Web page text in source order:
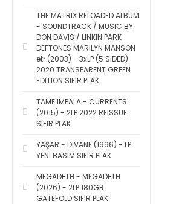
THE MATRIX RELOADED ALBUM
- SOUNDTRACK / MUSIC BY
DON DAVIS / LINKIN PARK
DEFTONES MARILYN MANSON
etr (2003) - 3xLP (5 SIDED)
2020 TRANSPARENT GREEN
EDITION SIFIR PLAK
TAME IMPALA - CURRENTS
(2015) - 2LP 2022 REISSUE
SIFIR PLAK
YAŞAR - DİVANE (1996) - LP
YENİ BASIM SIFIR PLAK
MEGADETH - MEGADETH
(2026) - 2LP 180GR
GATEFOLD SIFIR PLAK